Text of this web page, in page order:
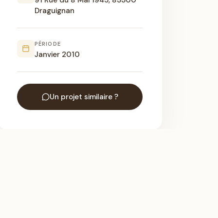
Draguignan
PÉRIODE
Janvier 2010
Un projet similaire ?